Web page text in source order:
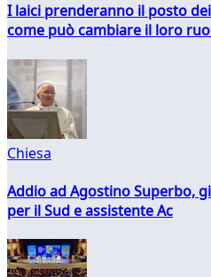
I laici prenderanno il posto
come può cambiare il loro
Chiesa
Addio ad Agostino Superbo,
per il Sud e assistente Ac